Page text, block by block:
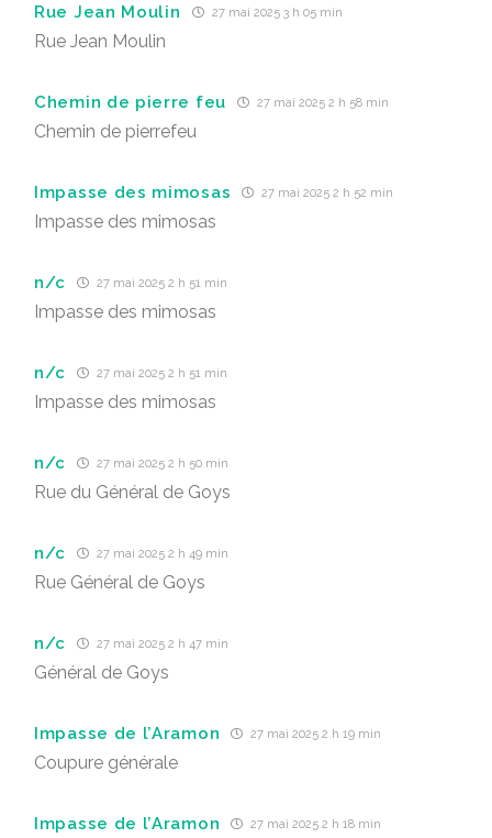
Rue Jean Moulin 27 mai 2025 3 h 05 min
Rue Jean Moulin
Chemin de pierre feu 27 mai 2025 2 h 58 min
Chemin de pierrefeu
Impasse des mimosas 27 mai 2025 2 h 52 min
Impasse des mimosas
n/c 27 mai 2025 2 h 51 min
Impasse des mimosas
n/c 27 mai 2025 2 h 51 min
Impasse des mimosas
n/c 27 mai 2025 2 h 50 min
Rue du Général de Goys
n/c 27 mai 2025 2 h 49 min
Rue Général de Goys
n/c 27 mai 2025 2 h 47 min
Général de Goys
Impasse de l’Aramon 27 mai 2025 2 h 19 min
Coupure générale
Impasse de l’Aramon 27 mai 2025 2 h 18 min